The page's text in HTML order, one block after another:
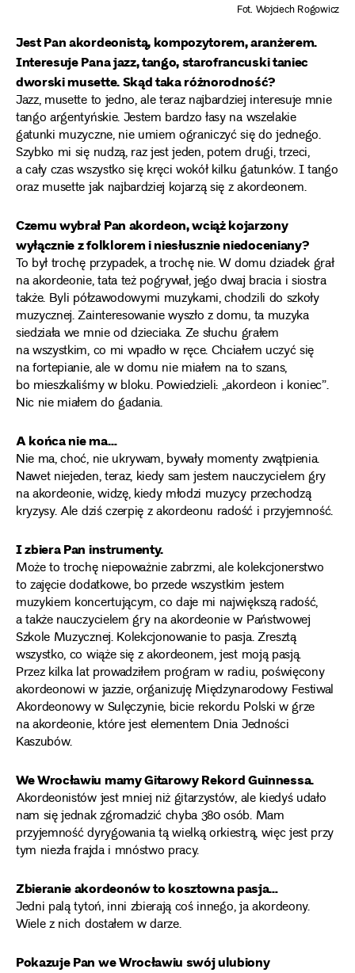
Fot. Wojciech Rogowicz
Jest Pan akordeonistą, kompozytorem, aranżerem.
Interesuje Pana jazz, tango, starofrancuski taniec
dworski musette. Skąd taka różnorodność?
Jazz, musette to jedno, ale teraz najbardziej interesuje mnie
tango argentyńskie. Jestem bardzo łasy na wszelakie
gatunki muzyczne, nie umiem ograniczyć się do jednego.
Szybko mi się nudzą, raz jest jeden, potem drugi, trzeci,
a cały czas wszystko się kręci wokół kilku gatunków. I tango
oraz musette jak najbardziej kojarzą się z akordeonem.
Czemu wybrał Pan akordeon, wciąż kojarzony
wyłącznie z folklorem i niesłusznie niedoceniany?
To był trochę przypadek, a trochę nie. W domu dziadek grał
na akordeonie, tata też pogrywał, jego dwaj bracia i siostra
także. Byli półzawodowymi muzykami, chodzili do szkoły
muzycznej. Zainteresowanie wyszło z domu, ta muzyka
siedziała we mnie od dzieciaka. Ze słuchu grałem
na wszystkim, co mi wpadło w ręce. Chciałem uczyć się
na fortepianie, ale w domu nie miałem na to szans,
bo mieszkaliśmy w bloku. Powiedzieli: „akordeon i koniec”.
Nic nie miałem do gadania.
A końca nie ma…
Nie ma, choć, nie ukrywam, bywały momenty zwątpienia.
Nawet niejeden, teraz, kiedy sam jestem nauczycielem gry
na akordeonie, widzę, kiedy młodzi muzycy przechodzą
kryzysy. Ale dziś czerpię z akordeonu radość i przyjemność.
I zbiera Pan instrumenty.
Może to trochę niepoważnie zabrzmi, ale kolekcjonerstwo
to zajęcie dodatkowe, bo przede wszystkim jestem
muzykiem koncertującym, co daje mi największą radość,
a także nauczycielem gry na akordeonie w Państwowej
Szkole Muzycznej. Kolekcjonowanie to pasja. Zresztą
wszystko, co wiąże się z akordeonem, jest moją pasją.
Przez kilka lat prowadziłem program w radiu, poświęcony
akordeonowi w jazzie, organizuję Międzynarodowy Festiwal
Akordeonowy w Sulęczynie, bicie rekordu Polski w grze
na akordeonie, które jest elementem Dnia Jedności
Kaszubów.
We Wrocławiu mamy Gitarowy Rekord Guinnessa.
Akordeonistów jest mniej niż gitarzystów, ale kiedyś udało
nam się jednak zgromadzić chyba 380 osób. Mam
przyjemność dyrygowania tą wielką orkiestrą, więc jest przy
tym niezła frajda i mnóstwo pracy.
Zbieranie akordeonów to kosztowna pasja…
Jedni palą tytoń, inni zbierają coś innego, ja akordeony.
Wiele z nich dostałem w darze.
Pokazuje Pan we Wrocławiu swój ulubiony